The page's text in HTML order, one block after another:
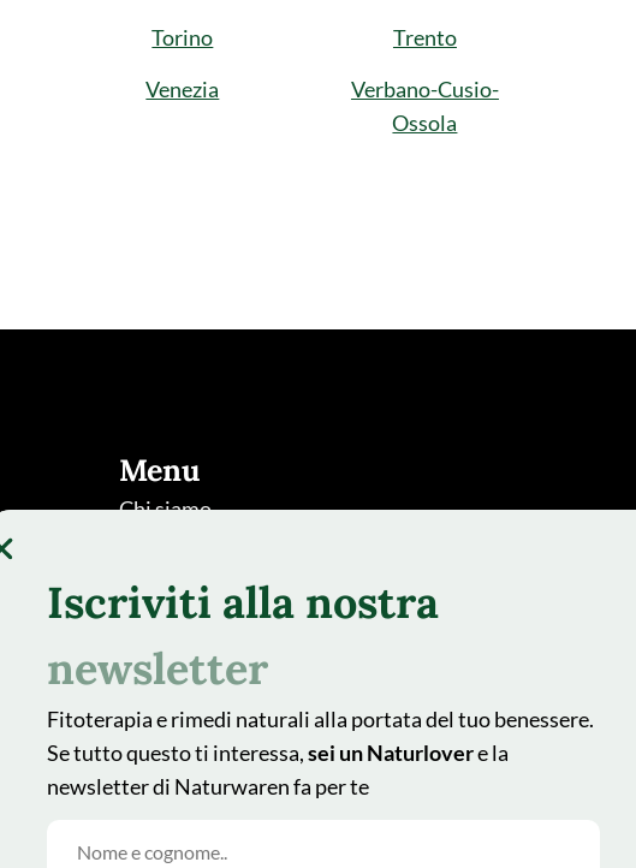
Torino
Trento
Venezia
Verbano-Cusio-
Ossola
(MI)
Menu
Chi siamo
Piante
Natur Blog
Shop
Area farmacisti
Recedere dal contratto qui
Iscriviti alla nostra
newsletter
Fitoterapia e rimedi naturali alla portata del tuo benessere.
Se tutto questo ti interessa,sei un Naturlovere la
newsletter di Naturwaren fa per te